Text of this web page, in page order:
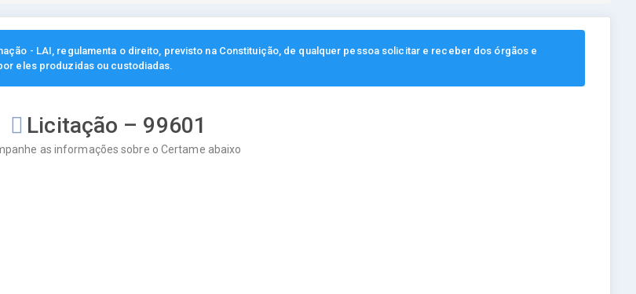
- LAI, regulamenta o direito, previsto na Constituição, de qualquer pessoa solicitar e receber dos órgãos e
eles produzidas ou custodiadas.
Licitação – 99601
as informações sobre o Certame abaixo